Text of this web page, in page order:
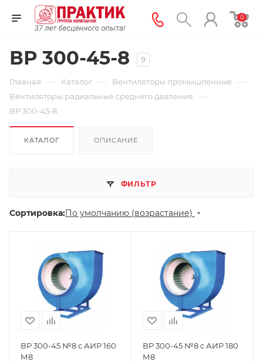
0
ВР 300-45-8 9
Главная — Каталог — Вентиляторы промышленные —
Вентиляторы радиальные среднего давления —
ВР 300-45-8
КАТАЛОГ ОПИСАНИЕ
ФИЛЬТР
Сортировка:По умолчанию (возрастание)
ВР 300-45 №8 с АИР 160
М8
ВР 300-45 №8 с АИР 180
М8